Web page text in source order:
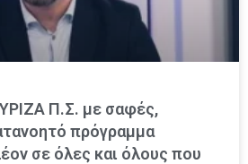
Π.Σ. με σαφές,
πρόγραμμα
σε όλες και όλους που